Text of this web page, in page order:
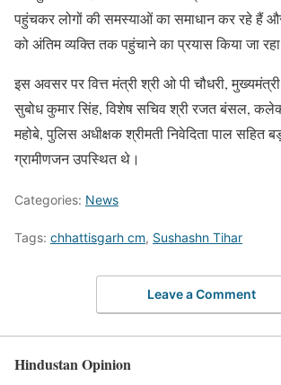
पहुंचकर लोगों की समस्याओं का समाधान कर रहे हैं
को अंतिम व्यक्ति तक पहुंचाने का प्रयास किया जा
इस अवसर पर वित्त मंत्री श्री ओ पी चौधरी,
सुबोध कुमार सिंह, विशेष सचिव श्री रजत बंसल,
महोबे, पुलिस अधीक्षक श्रीमती निवेदिता पाल सहित
ग्रामीणजन उपस्थित थे।
Categories: News
Tags: chhattisgarh cm, Sushashn Tihar
Leave a Comment
Hindustan Opinion